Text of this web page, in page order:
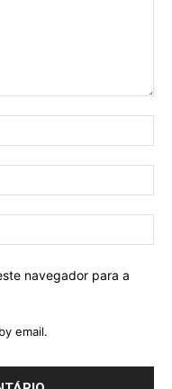
navegador para a
email.